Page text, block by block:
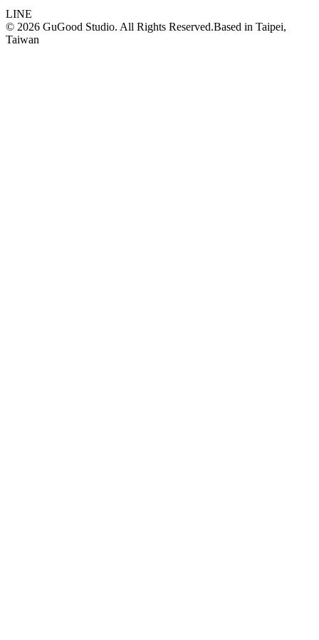
LINE
© 2026 GuGood Studio. All Rights Reserved.Based in Taipei,
Taiwan